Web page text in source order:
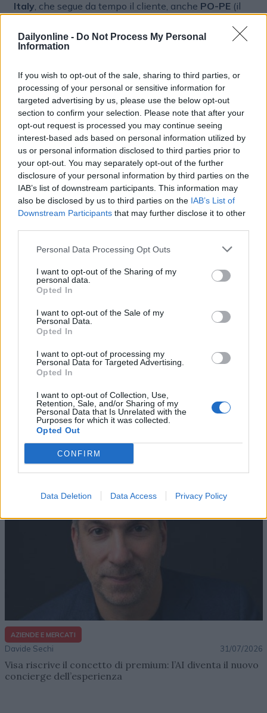
Dailyonline - Do Not Process My Personal
Information
If you wish to opt-out of the sale, sharing to third parties, or
processing of your personal or sensitive information for
targeted advertising by us, please use the below opt-out
section to confirm your selection. Please note that after your
opt-out request is processed you may continue seeing
interest-based ads based on personal information utilized by
us or personal information disclosed to third parties prior to
your opt-out. You may separately opt-out of the further
disclosure of your personal information by third parties on the
IAB’s list of downstream participants. This information may
also be disclosed by us to third parties on the IAB’s List of
Downstream Participants that may further disclose it to other
Personal Data Processing Opt Outs
I want to opt-out of the Sharing of my
personal data.
Opted In
I want to opt-out of the Sale of my
Personal Data.
Opted In
I want to opt-out of processing my
Personal Data for Targeted Advertising.
Opted In
I want to opt-out of Collection, Use,
Retention, Sale, and/or Sharing of my
Personal Data that Is Unrelated with the
Purposes for which it was collected.
Opted Out
CONFIRM
Data Deletion Data Access Privacy Policy
Italy, che segue da tempo il cliente, anche PO-PE(il
Pepe), McCann Worldgroup Italy e SMALL. Ora –
sempre secondo quanto risulta al nostro giornale – la
finale tra l’agenzia diWPPe Po-PE.
Altri articoli che potrebbero piacerti
AZIENDE E MERCATI
Davide Sechi 31/07/2026
Dal lusso circolare all’intelligenza artificiale: come
Lenush Saf costruisce un ecosistema tra creatività,
impresa e musica
AZIENDE E MERCATI
Davide Sechi 31/07/2026
Visa riscrive il concetto di premium: l’AI diventa il nuovo
concierge dell’esperienza